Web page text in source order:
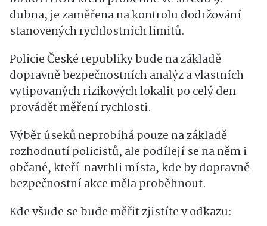
dubna, je zaměřena na kontrolu dodržování
stanovených rychlostních limitů.
Policie České republiky bude na základě
dopravně bezpečnostních analýz a vlastních
vytipovaných rizikových lokalit po celý den
provádět měření rychlosti.
Výběr úseků neprobíhá pouze na základě
rozhodnutí policistů, ale podílejí se na něm i
občané, kteří navrhli místa, kde by dopravně
bezpečnostní akce měla proběhnout.
Kde všude se bude měřit zjistíte v odkazu: